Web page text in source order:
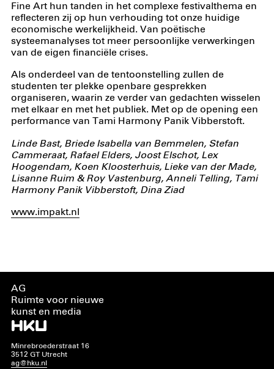
Fine Art hun tanden in het complexe festivalthema en
reflecteren zij op hun verhouding tot onze huidige
economische werkelijkheid. Van poëtische
systeemanalyses tot meer persoonlijke verwerkingen
van de eigen financiële crises.
Als onderdeel van de tentoonstelling zullen de
studenten ter plekke openbare gesprekken
organiseren, waarin ze verder van gedachten wisselen
met elkaar en met het publiek. Met op de opening een
performance van Tami Harmony Panik Vibberstoft.
Linde Bast, Briede Isabella van Bemmelen, Stefan
Cammeraat, Rafael Elders, Joost Elschot, Lex
Hoogendam, Koen Kloosterhuis, Lieke van der Made,
Lisanne Ruim & Roy Vastenburg, Anneli Telling, Tami
Harmony Panik Vibberstoft, Dina Ziad
www.impakt.nl
AG
Ruimte voor nieuwe
kunst en media
Minrebroederstraat 16
3512 GT Utrecht
ag@hku.nl